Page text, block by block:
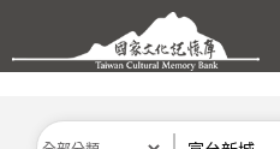
跳到主要內容區塊
分類